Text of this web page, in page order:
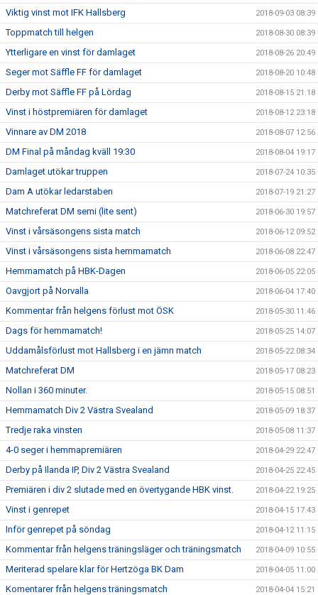
Viktig vinst mot IFK Hallsberg 2018-09-03 08:39
Toppmatch till helgen 2018-08-30 08:39
Ytterligare en vinst för damlaget 2018-08-26 20:49
Seger mot Säffle FF för damlaget 2018-08-20 10:48
Derby mot Säffle FF på Lördag 2018-08-15 21:18
Vinst i höstpremiären för damlaget 2018-08-12 23:18
Vinnare av DM 2018 2018-08-07 12:56
DM Final på måndag kväll 19:30 2018-08-04 19:17
Damlaget utökar truppen 2018-07-24 10:35
Dam A utökar ledarstaben 2018-07-19 21:27
Matchreferat DM semi (lite sent) 2018-06-30 19:57
Vinst i vårsäsongens sista match 2018-06-12 09:52
Vinst i vårsäsongens sista hemmamatch 2018-06-08 22:47
Hemmamatch på HBK-Dagen 2018-06-05 22:05
Oavgjort på Norvalla 2018-06-04 17:40
Kommentar från helgens förlust mot ÖSK 2018-05-30 11:46
Dags för hemmamatch! 2018-05-25 14:07
Uddamålsförlust mot Hallsberg i en jämn match 2018-05-22 08:34
Matchreferat DM 2018-05-17 08:23
Nollan i 360 minuter. 2018-05-15 08:51
Hemmamatch Div 2 Västra Svealand 2018-05-09 18:37
Tredje raka vinsten 2018-05-08 11:37
4-0 seger i hemmapremiären 2018-04-29 22:47
Derby på Ilanda IP, Div 2 Västra Svealand 2018-04-25 22:45
Premiären i div 2 slutade med en övertygande HBK vinst. 2018-04-22 19:25
Vinst i genrepet 2018-04-15 17:43
Inför genrepet på söndag 2018-04-12 11:15
Kommentar från helgens träningsläger och träningsmatch 2018-04-09 10:55
Meriterad spelare klar för Hertzöga BK Dam 2018-04-05 11:00
Komentarer från helgens träningsmatch 2018-04-04 15:21